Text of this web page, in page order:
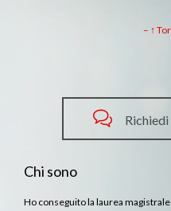
– ↑

Chi sono
Ho conseguito la laurea